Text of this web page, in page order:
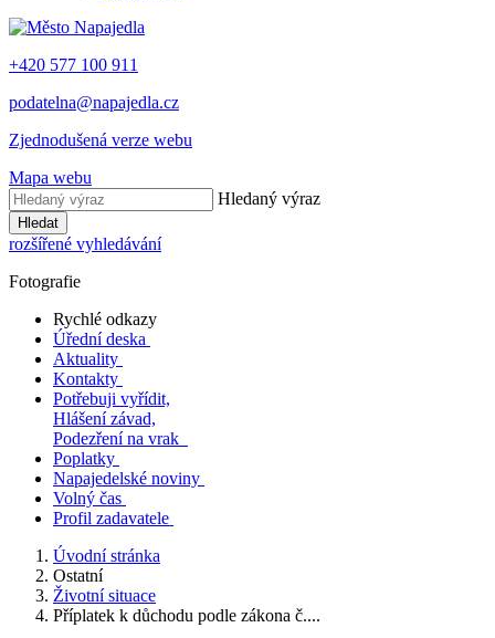
+420 577 100 911
podatelna@napajedla.cz
Zjednodušená verze webu
Mapa webu
Hledaný výraz
Hledat
rozšířené vyhledávání
Fotografie
Rychlé odkazy
Úřední deska
Aktuality
Kontakty
Potřebuji vyřídit,
Hlášení závad,
Podezření na vrak
Poplatky
Napajedelské noviny
Volný čas
Profil zadavatele
Úvodní stránka
Ostatní
Životní situace
Příplatek k důchodu podle zákona č....